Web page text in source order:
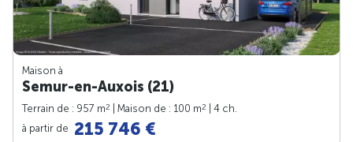
Maison à
Semur-en-Auxois (21)
Terrain de : 957 m2 | Maison de : 100 m2
| 4 ch.
à partir de 215 746 €